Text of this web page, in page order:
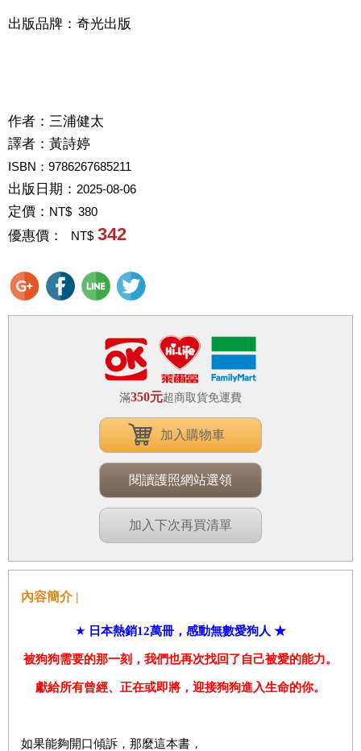
出版品牌：奇光出版
作者： 三浦健太
譯者： 黃詩婷
ISBN：9786267685211
出版日期： 2025-08-06
定價： NT$ 380
優惠價： NT$ 342
滿350元超商取貨免運費
加入購物車
閱讀護照網站選領
加入下次再買清單
內容簡介 |
★ 日本熱銷12萬冊，感動無數愛狗人 ★
被狗狗需要的那一刻，我們也再次找回了自己被愛的能力。
獻給所有曾經、正在或即將 ， 迎接狗狗進入生命的你。
如果能夠開口傾訴，那麼這本書，